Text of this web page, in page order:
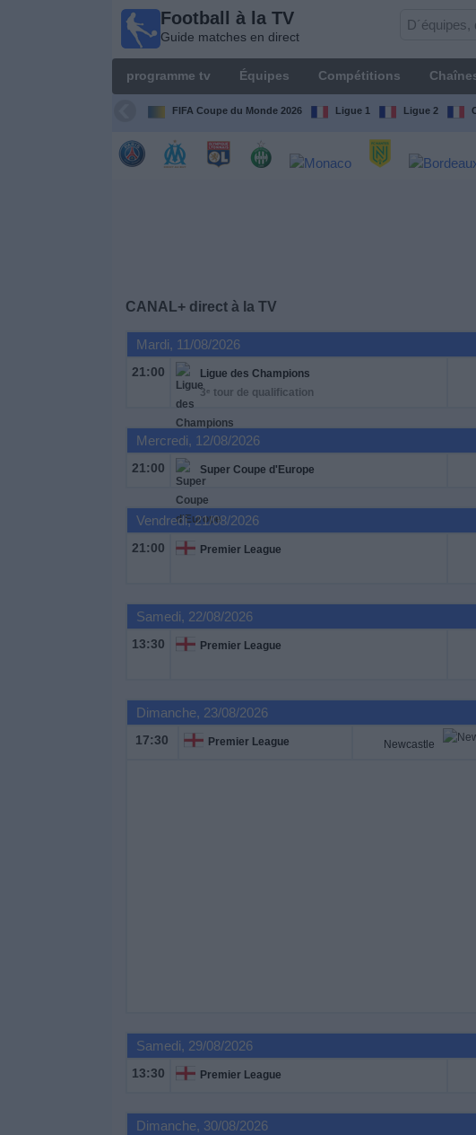
Football à la TV
Guide matches en direct
programme tv Équipes Compétitions
FIFA Coupe du Monde 2026 Ligue 1 Ligue 2
CANAL+direct à la TV
Mardi, 11/08/2026
21:00
Ligue des Champions
3ᵉ tour de qualification
Mercredi, 12/08/2026
21:00 Super Coupe d'Europe
Vendredi, 21/08/2026
21:00 Premier League
Samedi, 22/08/2026
13:30 Premier League
Dimanche, 23/08/2026
17:30 Premier League Newcastle
Samedi, 29/08/2026
13:30 Premier League
Dimanche, 30/08/2026